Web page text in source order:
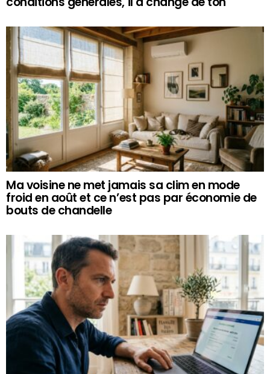
Ma voisine ne met jamais sa clim en mode
froid en août et ce n’est pas par économie de
bouts de chandelle